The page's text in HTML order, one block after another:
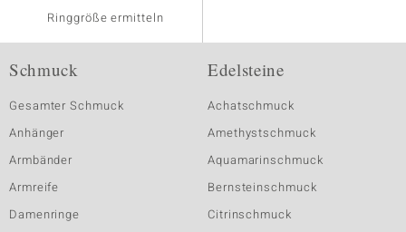
Ringgröße ermitteln
Schmuck
Gesamter Schmuck
Anhänger
Armbänder
Armreife
Damenringe
Edelsteine
Achatschmuck
Amethystschmuck
Aquamarinschmuck
Bernsteinschmuck
Citrinschmuck